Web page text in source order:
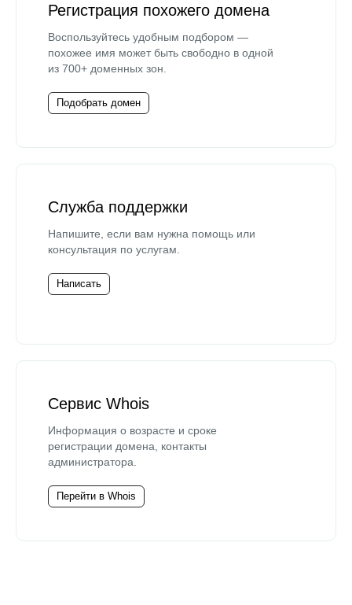
Регистрация похожего домена
Воспользуйтесь удобным подбором —
похожее имя может быть свободно в одной
из 700+ доменных зон.
Подобрать домен
Служба поддержки
Напишите, если вам нужна помощь или
консультация по услугам.
Написать
Сервис Whois
Информация о возрасте и сроке
регистрации домена, контакты
администратора.
Перейти в Whois